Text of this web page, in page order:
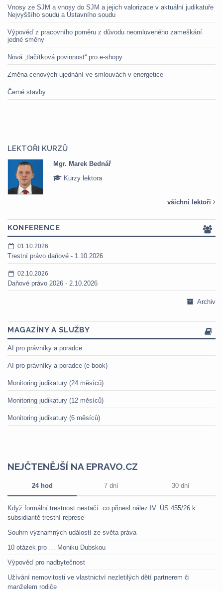
Vnosy ze SJM a vnosy do SJM a jejich valorizace v aktuální judikatuře
Nejvyššího soudu a Ústavního soudu
Výpověď z pracovního poměru z důvodu neomluveného zameškání
jedné směny
Nová „tlačítková povinnost“ pro e-shopy
Změna cenových ujednání ve smlouvách v energetice
Černé stavby
LEKTOŘI KURZŮ
Mgr. Marek Bednář
Kurzy lektora
všichni lektoři
KONFERENCE
01.10.2026
Trestní právo daňové - 1.10.2026
02.10.2026
Daňové právo 2026 - 2.10.2026
Archiv
MAGAZÍNY A SLUŽBY
AI pro právníky a poradce
AI pro právníky a poradce (e-book)
Monitoring judikatury (24 měsíců)
Monitoring judikatury (12 měsíců)
Monitoring judikatury (6 měsíců)
NEJČTENĚJŠÍ NA EPRAVO.CZ
24 hod 7 dní 30 dní
Když formální trestnost nestačí: co přinesl nález IV. ÚS 455/26 k
subsidiaritě trestní represe
Souhrn významných událostí ze světa práva
10 otázek pro … Moniku Dubskou
Výpověď pro nadbytečnost
Užívání nemovitosti ve vlastnictví nezletilých dětí partnerem či
manželem rodiče